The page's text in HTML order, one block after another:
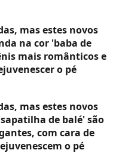
mas estes novos
na cor 'baba de
mais românticos e
o pé
mas estes novos
de balé' são
com cara de
o pé